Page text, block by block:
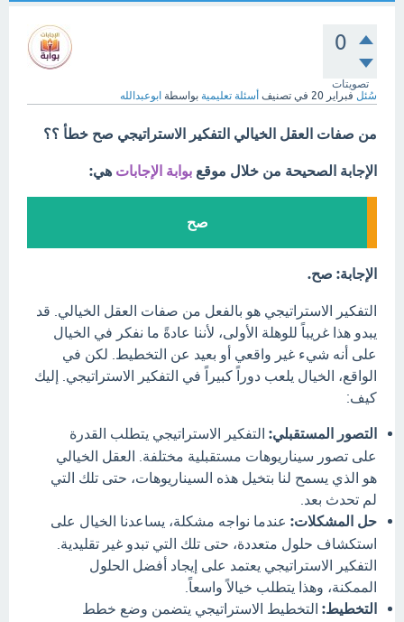
0
تصويتات
سُئل فبراير 20 في تصنيف أسئلة تعليمية بواسطة ابوعبدالله
من صفات العقل الخيالي التفكير الاستراتيجي صح خطأ ؟؟
الإجابة الصحيحة من خلال موقع بوابة الإجابات هي:
صح
الإجابة: صح.
التفكير الاستراتيجي هو بالفعل من صفات العقل الخيالي. قد
يبدو هذا غريباً للوهلة الأولى، لأننا عادةً ما نفكر في الخيال
على أنه شيء غير واقعي أو بعيد عن التخطيط. لكن في
الواقع، الخيال يلعب دوراً كبيراً في التفكير الاستراتيجي. إليك
كيف:
التصور المستقبلي: التفكير الاستراتيجي يتطلب القدرة
على تصور سيناريوهات مستقبلية مختلفة. العقل الخيالي
هو الذي يسمح لنا بتخيل هذه السيناريوهات، حتى تلك التي
لم تحدث بعد.
حل المشكلات: عندما نواجه مشكلة، يساعدنا الخيال على
استكشاف حلول متعددة، حتى تلك التي تبدو غير تقليدية.
التفكير الاستراتيجي يعتمد على إيجاد أفضل الحلول
الممكنة، وهذا يتطلب خيالاً واسعاً.
التخطيط: التخطيط الاستراتيجي يتضمن وضع خطط